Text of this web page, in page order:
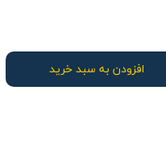
افزودن به سبد خرید